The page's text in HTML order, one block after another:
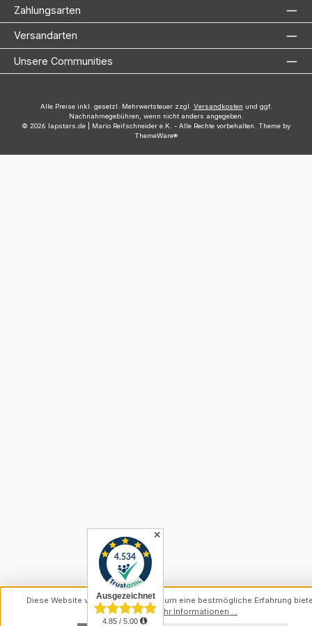
Zahlungsarten
Versandarten
Unsere Communities
Alle Preise inkl. gesetzl. Mehrwertsteuer zzgl. Versandkosten und ggf.
Nachnahmegebühren, wenn nicht anders angegeben.
© 2026 lapstars.de | Mario Reifschneider e.K. - Alle Rechte vorbehalten. Theme by
ThemeWare®
✕
Diese Website verwendet Cookies, um eine bestmögliche Erfahrung
können.Mehr Informationen ...